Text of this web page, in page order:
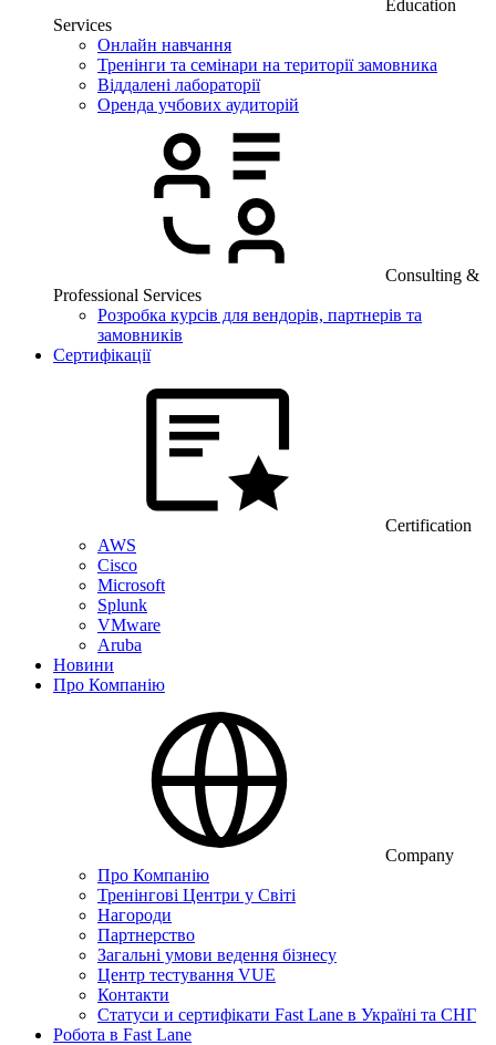
Education
Services
Онлайн навчання
Тренінги та семінари на території замовника
Віддалені лабораторії
Оренда учбових аудиторій
Consulting &
Professional Services
Розробка курсів для вендорів, партнерів та
замовників
Сертифікації
Certification
AWS
Cisco
Microsoft
Splunk
VMware
Aruba
Новини
Про Компанію
Company
Про Компанію
Тренінгові Центри у Світі
Нагороди
Партнерство
Загальні умови ведення бізнесу
Центр тестування VUE
Контакти
Статуси и сертифікати Fast Lane в Україні та СНГ
Робота в Fast Lane